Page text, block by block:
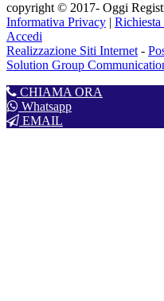
copyright © 2017- Oggi
Informativa Privacy |
Accedi
Realizzazione Siti Internet -
Solution Group
CHIAMA ORA
Whatsapp
EMAIL